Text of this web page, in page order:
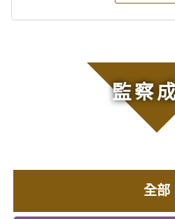
監察
全部